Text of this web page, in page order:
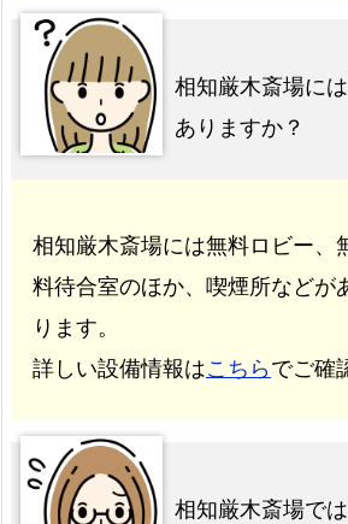
相知厳木斎場に
ありますか？
相知厳木斎場には無料ロビー、
料待合室のほか、喫煙所などが
ります。
詳しい設備情報はこちらでご確
相知厳木斎場で